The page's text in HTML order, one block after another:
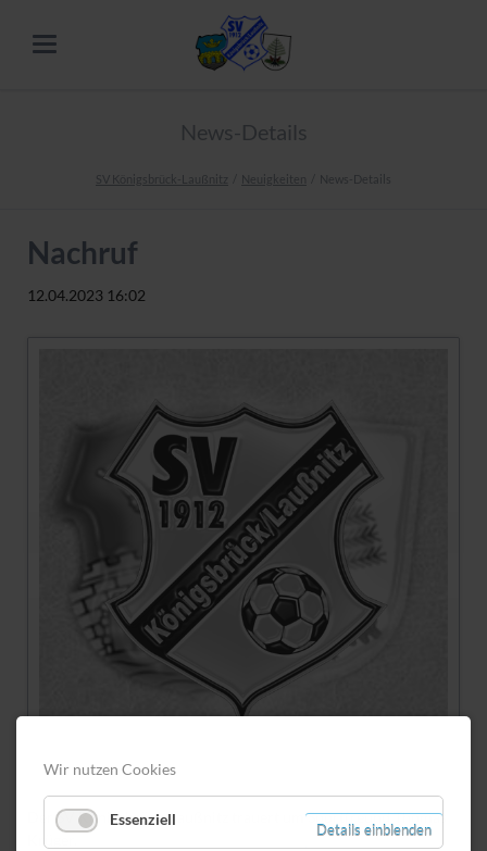
News-Details
SV Königsbrück-Laußnitz Neuigkeiten News-Details
Nachruf
12.04.2023 16:02
Der SV Königsbrück/Laußnitz trauert um Sportfreund Thomas
Wir nutzen Cookies
Essenziell
Details einblenden